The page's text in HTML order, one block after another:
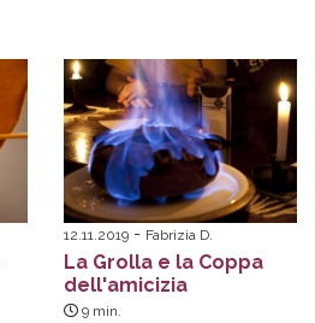
12.11.2019 Fabrizia D.
La Grolla e la Coppa
dell'amicizia
9 min.